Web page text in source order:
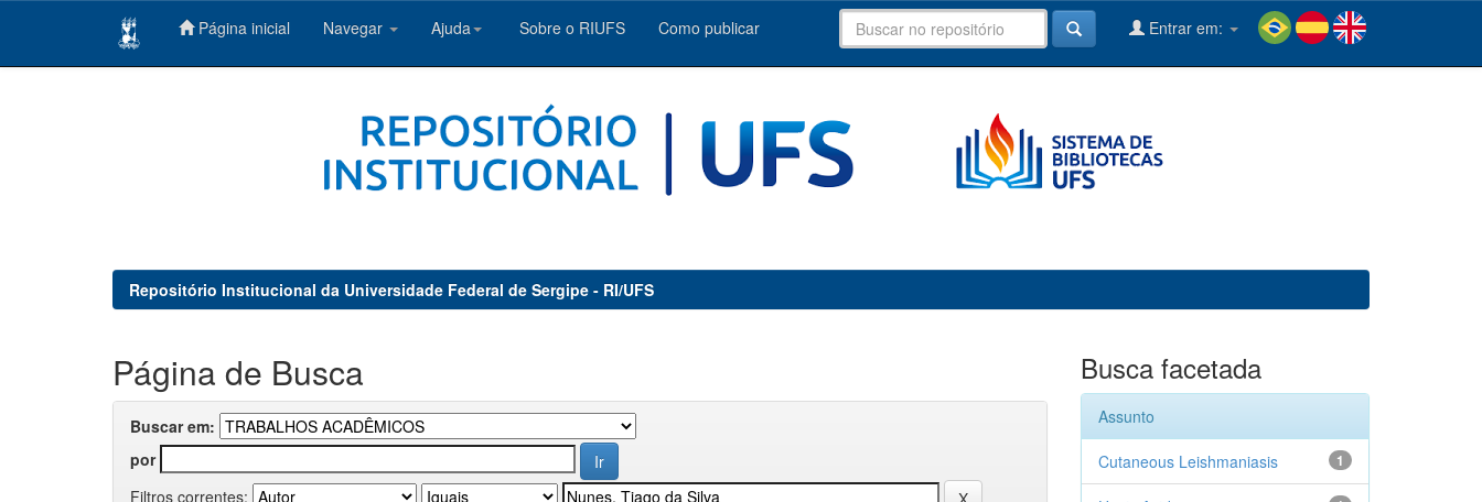
Página inicial Navegar Ajuda Sobre o RIUFS Como publicar Entrar em:
Repositório Institucional da Universidade Federal de Sergipe - RI/UFS
Página de Busca
Buscar em:
por
Filtros correntes:
Busca facetada
Assunto
1
Cutaneous Leishmaniasis